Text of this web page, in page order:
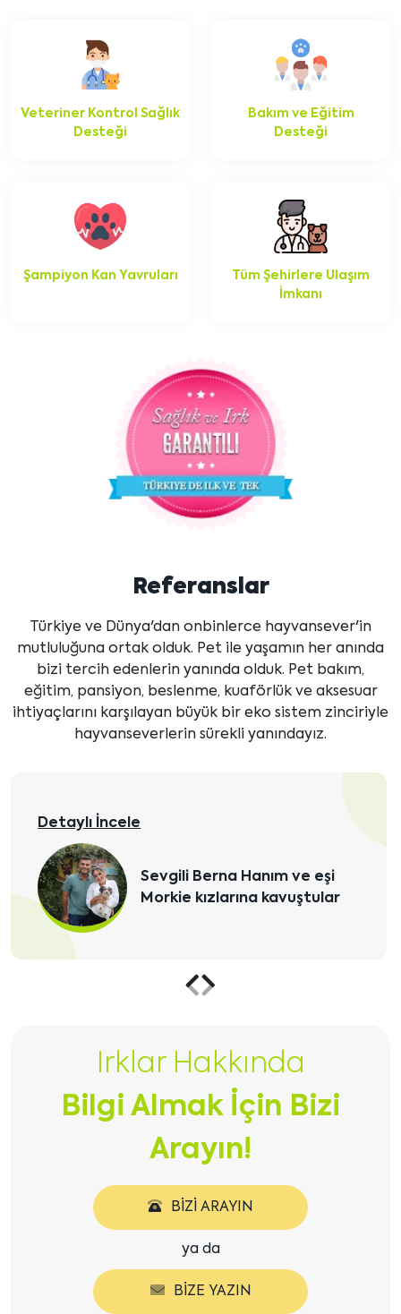
Veteriner Kontrol Sağlık
Desteği
Bakım ve Eğitim
Desteği
Şampiyon Kan Yavruları
Tüm Şehirlere Ulaşım
İmkanı
Referanslar
Türkiye ve Dünya'dan onbinlerce hayvansever'in
mutluluğuna ortak olduk. Pet ile yaşamın her anında
bizi tercih edenlerin yanında olduk. Pet bakım,
eğitim, pansiyon, beslenme, kuaförlük ve aksesuar
ihtiyaçlarını karşılayan büyük bir eko sistem zinciriyle
hayvanseverlerin sürekli yanındayız.
Detaylı İncele
Sevgili Berna Hanım ve eşi
Morkie kızlarına kavuştular
Önceki
göster
göster
Irklar Hakkında
Bilgi Almak İçin Bizi
Arayın!
BIZI ARAYIN
ya da
BIZE YAZIN